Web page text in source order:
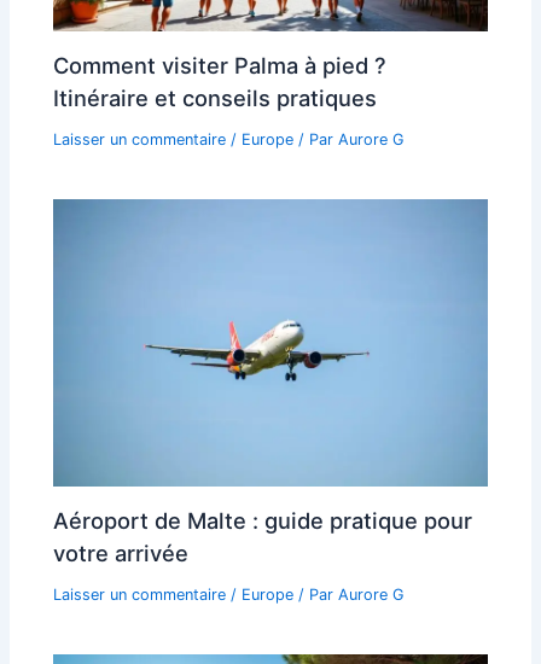
Comment visiter Palma à pied ?
Itinéraire et conseils pratiques
Laisser un commentaire / Europe / ParAurore G
Aéroport de Malte : guide pratique pour
votre arrivée
Laisser un commentaire / Europe / ParAurore G